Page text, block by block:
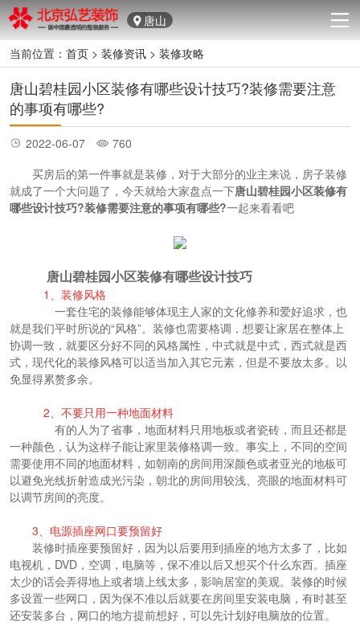
唐山
当前位置：首页 >装修资讯 >装修攻略
唐山碧桂园小区装修有哪些设计技巧?装修需要注意
的事项有哪些?
2022-06-07
760
买房后的第一件事就是装修，对于大部分的业主来说，房子装修
就成了一个大问题了，今天就给大家盘点一下唐山碧桂园小区装修有
哪些设计技巧?装修需要注意的事项有哪些?一起来看看吧
唐山碧桂园小区装修有哪些设计技巧
1、装修风格
一套住宅的装修能够体现主人家的文化修养和爱好追求，也
就是我们平时所说的“风格”。装修也需要格调，想要让家居在整体上
协调一致，就要区分好不同的风格属性，中式就是中式，西式就是西
式，现代化的装修风格可以适当加入其它元素，但是不要放太多。以
免显得累赘多余。
2、不要只用一种地面材料
有的人为了省事，地面材料只用地板或者瓷砖，而且还都是
一种颜色，认为这样子能让家里装修格调一致。事实上，不同的空间
需要使用不同的地面材料，如朝南的房间用深颜色或者亚光的地板可
以避免光线折射造成光污染，朝北的房间用较浅、亮眼的地面材料可
以调节房间的亮度。
3、电源插座网口要预留好
装修时插座要预留好，因为以后要用到插座的地方太多了，比如
电视机，DVD，空调，电脑等，保不准以后又想买个什么东西。插座
太少的话会弄得地上或者墙上线太多，影响居室的美观。装修的时候
多设置一些网口，因为保不准以后就要在房间里安装电脑，有时甚至
还安装多台，网口的地方提前想好，可以先计划好电脑放的位置。